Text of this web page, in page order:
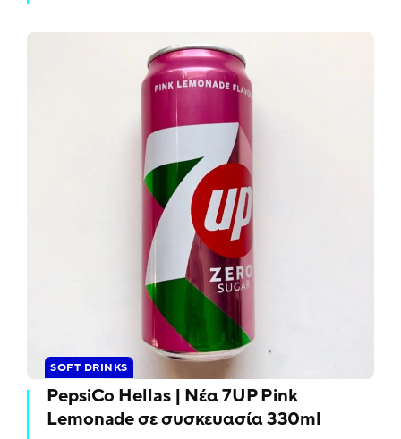
SOFT DRINKS
PepsiCo Hellas | Νέα 7UP Pink
Lemonade σε συσκευασία 330ml